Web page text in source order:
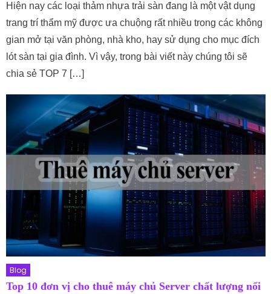
Hiện nay các loại thảm nhựa trải sàn đang là một vật dụng
trang trí thẩm mỹ được ưa chuộng rất nhiều trong các không
gian mở tại văn phòng, nhà kho, hay sử dụng cho mục đích
lót sàn tại gia đình. Vì vậy, trong bài viết này chúng tôi sẽ
chia sẻ TOP 7 […]
Blog
Top 10 đơn vị cho thuê máy chủ Server chất lượng nổi